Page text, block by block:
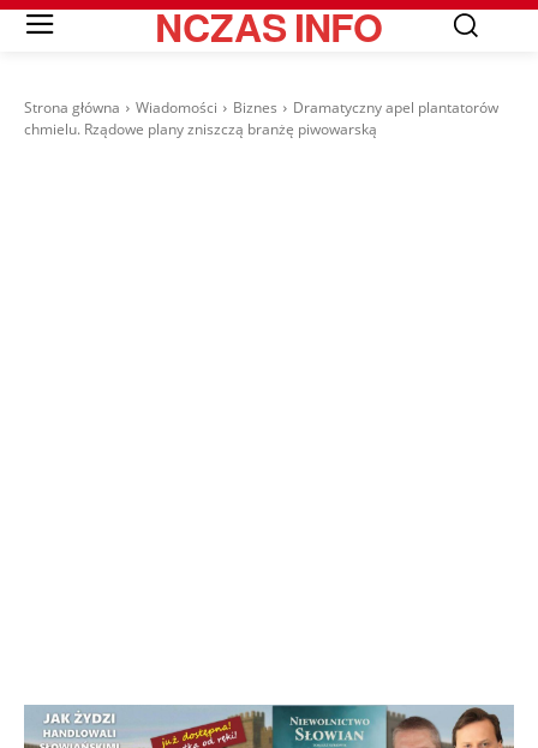
NCZASINFO
Strona główna Wiadomości Biznes
Dramatyczny apel plantatorów
chmielu. Rządowe plany zniszczą branżę piwowarską